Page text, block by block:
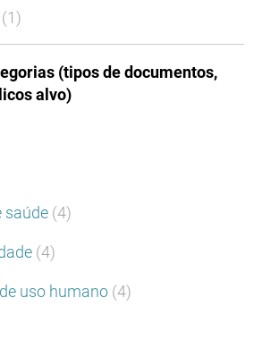
(1)
(tipos de documentos,
alvo)
saúde (4)
(4)
uso humano (4)